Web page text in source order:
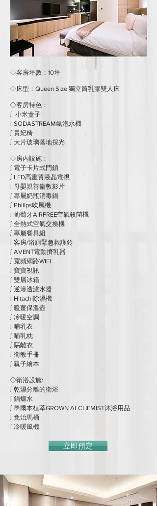
◇客房坪數：10坪
◇床型：Queen Size 獨立筒乳膠雙人床
◇客房特色：
​∫ 小米盒子
∫ SODASTREAM氣泡水機
∫ 貴妃椅
∫ 大片玻璃落地採光
◇房內設施：
∫ 電子卡片式門鎖
∫ LED高畫質液晶電視
∫ 母嬰親善衛教影片
∫ 專屬奶瓶消毒鍋
∫ Philips吹風機
∫ 葡萄牙AIRFREE空氣殺菌機
∫ 全熱式空氣交換機
∫ 專屬餐具組
∫ 客房/浴廁緊急救護鈴
∫ AVENT電動擠乳器
∫ 寬頻網路WIFI
∫ 寶寶視訊
∫ 雙層冰箱
∫ 逆滲透濾水器
∫ Hitachi除濕機
∫ 暖薑保溫壺
∫ 冷暖空調
∫ 哺乳衣
∫ 哺乳枕
​∫ 隔離衣
∫ 衛教手冊
∫ 親子繪本
◇衛浴設施:
∫ 乾濕分離的衛浴
∫ 鍋爐水
∫ 墨爾本植萃GROWN ALCHEMIST沐浴用品
∫ 免治馬桶
∫ 冷暖風機
立即預定